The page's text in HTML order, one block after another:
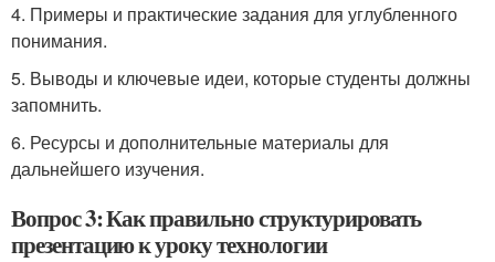
4. Примеры и практические задания для углубленного
понимания.
5. Выводы и ключевые идеи, которые студенты должны
запомнить.
6. Ресурсы и дополнительные материалы для
дальнейшего изучения.
Вопрос 3: Как правильно структурировать
презентацию к уроку технологии